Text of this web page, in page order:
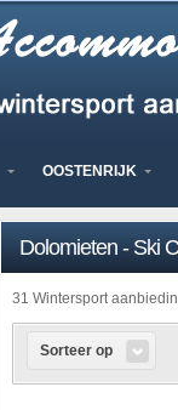
OOSTENRIJK
Dolomieten - Ski
31 Wintersport
Sorteer op